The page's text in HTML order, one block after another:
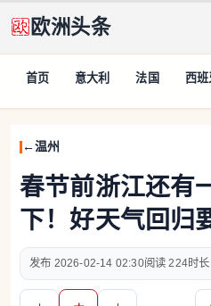
欧洲头条
首页 意大利 法国 西班
温州
春节前浙江还有
下！好天气回归
2026-02-14 02:30 224